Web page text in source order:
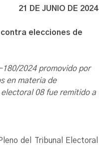
21 DE JUNIO DE 2024
elecciones de
2024 promovido por
en materia de
08 fue remitido a
del Tribunal Electoral